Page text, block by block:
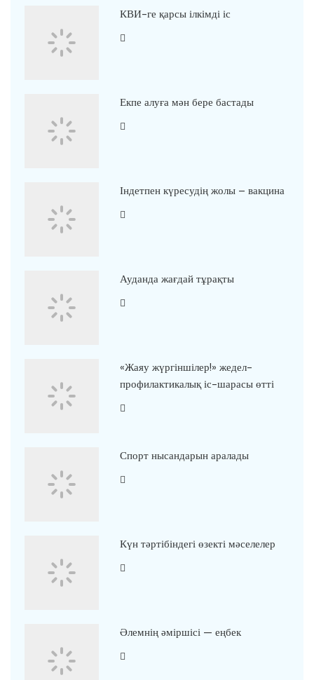
КВИ-ге қарсы ілкімді іс
Екпе алуға мән бере бастады
Індетпен күресудің жолы – вакцина
Ауданда жағдай тұрақты
«Жаяу жүргіншілер!» жедел-
профилактикалық іс-шарасы өтті
Спорт нысандарын аралады
Күн тәртібіндегі өзекті мәселелер
Әлемнің әміршісі — еңбек